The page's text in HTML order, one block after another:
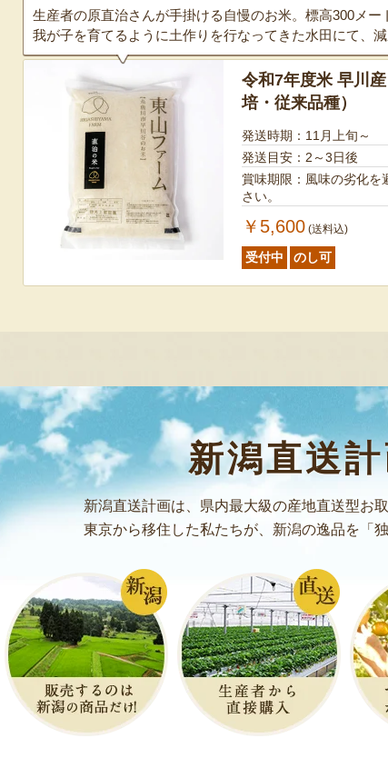
生産者の原直治さんが手掛ける自慢のお米。標高300メー
我が子を育てるように土作りを行なってきた水田にて、
令和7年度米 早川
培・従来品種）
発送時期：11月上旬～
発送目安：2～3日後
賞味期限：風味の劣化を
さい。
￥5,600 (送料込)
受付中 のし可
新潟直送
新潟直送計画は、県内最大級の産地直送型お
東京から移住した私たちが、新潟の逸品を「
新潟の夏と言えば大阪屋の流
れ梅！国産の梅果汁とくずき
り風のゼリーの相性が抜群。
爽やかな甘みとツルッとした
食感は一度食べたらクセにな
るはず！お中元にも喜ばれる
こと間違い無し！
『株式会社 大阪屋』
魚沼市だけで作られている
「深雪なす」を使ったなす漬
評で、地元の直売所で大人気
の商品です。夏はもちろん、
甘みがのった秋なすは特に絶
品。新米との相性も抜群で
す！
のなす漬け 深雪なす
『農房 丸蔦食品』
太田
く、
直送
おす
8月8日 10:11 [東京都]